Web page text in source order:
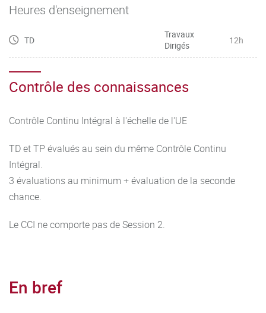
Heures d'enseignement
TD
Travaux
Dirigés
12h
Contrôle des connaissances
Contrôle Continu Intégral à l'échelle de l'UE
TD et TP évalués au sein du même Contrôle Continu
Intégral.
3 évaluations au minimum + évaluation de la seconde
chance.
Le CCI ne comporte pas de Session 2.
En bref